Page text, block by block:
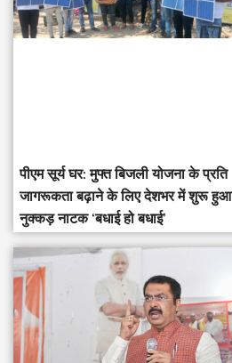
पीएम सूर्य घर: मुफ्त बिजली योजना के प्रति
जागरूकता बढ़ाने के लिए देशभर में शुरू हुआ
नुक्कड़ नाटक ‘बधाई हो बधाई’